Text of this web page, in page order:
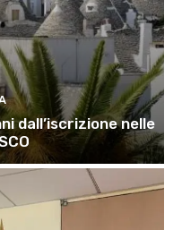
dall’iscrizione nelle